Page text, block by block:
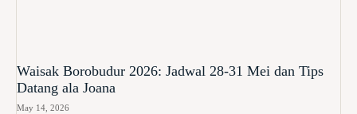
Waisak Borobudur 2026: Jadwal 28-31 Mei dan Tips
Datang ala Joana
May 14, 2026